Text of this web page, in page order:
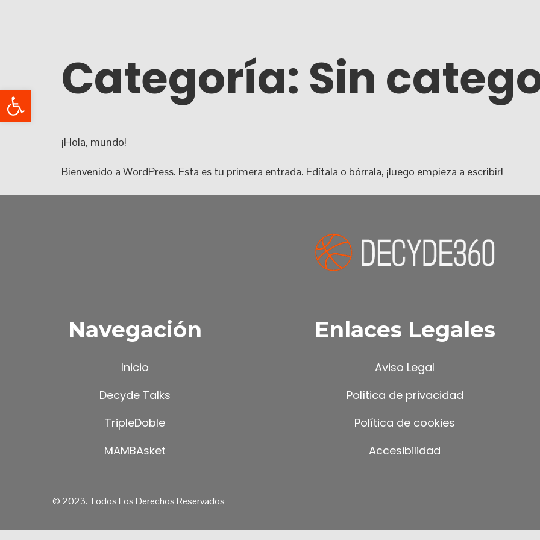
Abrir barra de herramientasCategoría: Sin
¡Hola, mundo!
Bienvenido a WordPress. Esta es tu primera entrada. Edítala o bórrala, ¡luego empieza a escribir!
Navegación
Inicio
Decyde Talks
TripleDoble
MAMBAsket
Enlaces Legales
Aviso Legal
Política de privacidad
Política de cookies
Accesibilidad
© 2023. Todos Los Derechos Reservados